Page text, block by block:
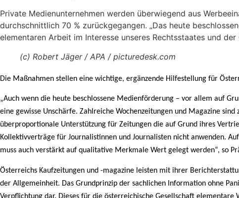
Private Medienunternehmen werden überwiegend aus
durchschnittlich 70 % zurückgegangen. „Das heute
elementaren Arbeit im Interesse unseres Rechtsstaates und
(c) Robert Jäger / APA / picturedesk.com
Die Maßnahmen stellen eine wichtige, ergänzende Hilfestellung für
„Auch wenn die heute beschlossene Medienförderung – vor allem auf
eine gewisse Unschärfe. Zahlreiche Wochenzeitungen und Magazine
überproportionale Unterstützung für Zeitungen die auf Grund ihres
Kollektivverträge für Journalistinnen und Journalisten nicht anwenden.
muss auch verstärkt auf qualitative Merkmale Wert gelegt werden“, so
Österreichs Kaufzeitungen und -magazine leisten mit ihrer
der Allgemeinheit. Das Grundprinzip der sachlichen Information ohne
Verpflichtung dar. Dieses für die österreichische Gesellschaft